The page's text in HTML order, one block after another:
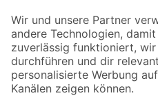
Der toom Newsletter: Keine Angebote
Zur Newsletter Anmeldung
Folge uns